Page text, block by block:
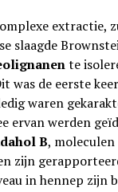
extractie,
slaagde
te
was de eerste
waren
ervan werden
B,
zijn
in hennep zijn